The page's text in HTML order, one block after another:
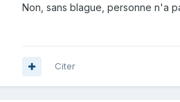
Non, sans blague, personne n'a
Citer